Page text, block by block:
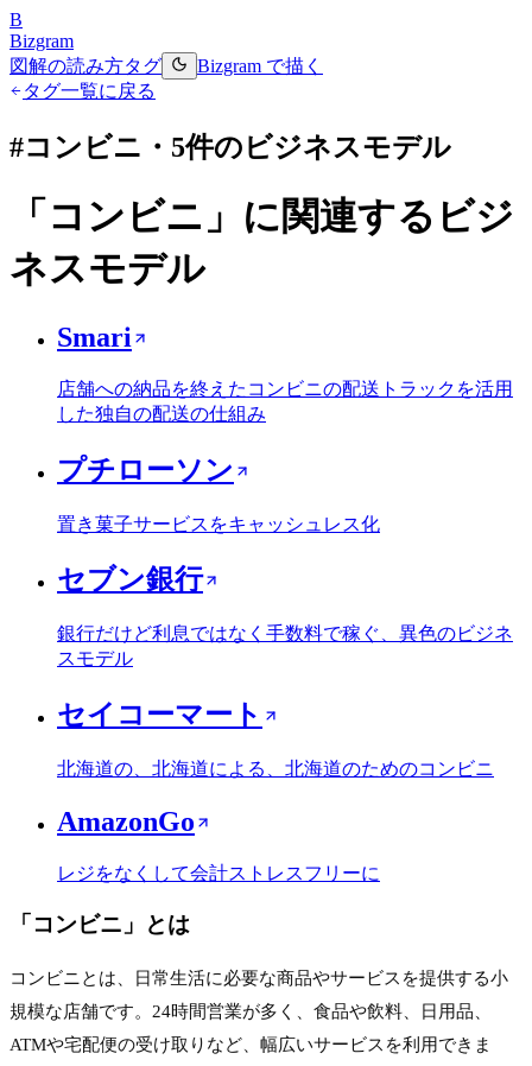
B
Bizgram
図解の読み方タグ
Bizgram で描く
タグ一覧に戻る
#コンビニ ・ 5件のビジネスモデル
「 コンビニ 」に関連するビジ
ネスモデル
Smari
店舗への納品を終えたコンビニの配送トラックを活用
した独自の配送の仕組み
プチローソン
置き菓子サービスをキャッシュレス化
セブン銀行
銀行だけど利息ではなく手数料で稼ぐ、異色のビジネ
スモデル
セイコーマート
北海道の、北海道による、北海道のためのコンビニ
AmazonGo
レジをなくして会計ストレスフリーに
「コンビニ 」とは
コンビニとは、日常生活に必要な商品やサービスを提供する小
規模な店舗です。24時間営業が多く、食品や飲料、日用品、
ATMや宅配便の受け取りなど、幅広いサービスを利用できま